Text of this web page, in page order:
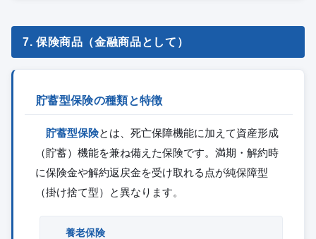
7. 保険商品（金融商品として）
貯蓄型保険の種類と特徴
貯蓄型保険とは、死亡保障機能に加えて資産形成
（貯蓄）機能を兼ね備えた保険です。満期・解約時
に保険金や解約返戻金を受け取れる点が純保障型
（掛け捨て型）と異なります。
養老保険